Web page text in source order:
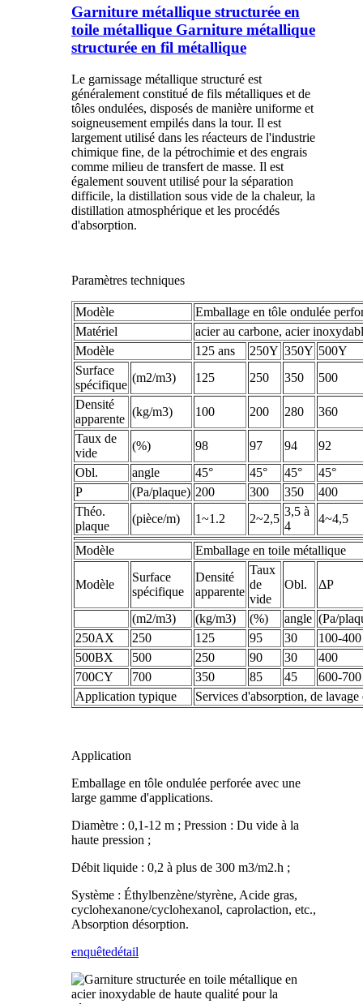
Garniture métallique structurée en
toile métallique Garniture métallique
structurée en fil métallique
Le garnissage métallique structuré est
généralement constitué de fils métalliques et de
tôles ondulées, disposés de manière uniforme et
soigneusement empilés dans la tour. Il est
largement utilisé dans les réacteurs de l'industrie
chimique fine, de la pétrochimie et des engrais
comme milieu de transfert de masse. Il est
également souvent utilisé pour la séparation
difficile, la distillation sous vide de la chaleur, la
distillation atmosphérique et les procédés
d'absorption.
Paramètres techniques
Modèle
Emballage en tôle ondulée
Matériel
acier au carbone, acier
Modèle
125 ans 250Y 350Y 500Y
Surface
spécifique
(m2/m3) 125 250 350
500
Densité
apparente
(kg/m3) 100 200 280
360
Taux de
vide
(%) 98 97 94
92
Obl.
angle 45° 45° 45°
45°
P
(Pa/plaque) 200 300 350
400
Théo.
plaque
(pièce/m) 1~1.2 2~2,5
3,5 à
4
4~4,5
Modèle Emballage en toile métallique
Modèle
Surface
spécifique
Densité
apparente
Taux
de
vide
Obl. ΔP
(m2/m3) (kg/m3) (%) angle (Pa/
250AX
250 125 95 30
100-400
500BX
500 250 90 30
400
700CY
700 350 85 45
600-700
Application typique
Services d'absorption, de lavage
Application
Emballage en tôle ondulée perforée avec une
large gamme d'applications.
Diamètre : 0,1-12 m ; Pression : Du vide à la
haute pression ;
Débit liquide : 0,2 à plus de 300 m3/m2.h ;
Système : Éthylbenzène/styrène, Acide gras,
cyclohexanone/cyclohexanol, caprolaction, etc.,
Absorption désorption.
enquêtedétail